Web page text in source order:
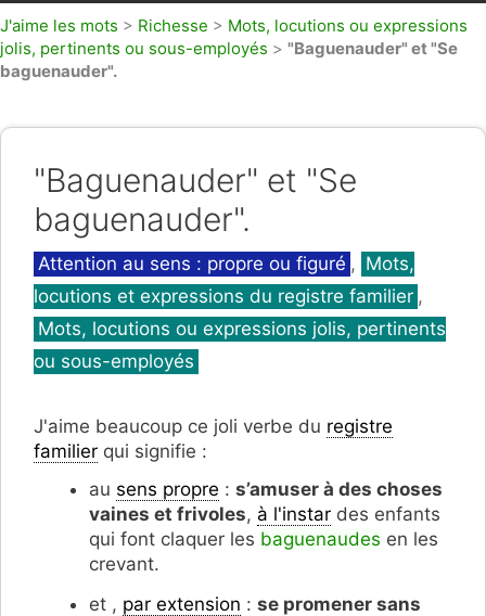
J'aime les mots > Richesse > Mots, locutions ou expressions
jolis, pertinents ou sous-employés > "Baguenauder" et "Se
baguenauder".
"Baguenauder" et "Se
baguenauder".
Catégories
Attention au sens : propre ou figuré , Mots,
locutions et expressions du registre familier ,
Mots, locutions ou expressions jolis, pertinents
ou sous-employés
J'aime beaucoup ce joli verbe du registre
familier qui signifie :
au sens propre : s’amuser à des choses
vaines et frivoles, à l'instar des enfants
qui font claquer les baguenaudes en les
crevant.
et , par extension : se promener sans